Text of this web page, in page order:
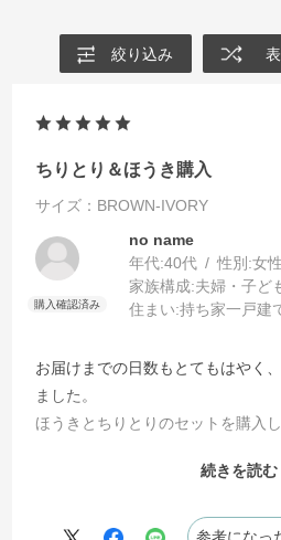
絞り込み
ちりとり＆ほうき購入
サイズ：BROWN-IVORY
no name
年代:40代 性別:女性
家族構成:夫婦・子ど
住まい:持ち家一戸建
お届けまでの日数もとてもはやく
ました。
ほうきとちりとりのセットを購入
まれていたので、傷などがもちろ
置いてるだけで可愛いアイテムで
続きを読む
参考になっ